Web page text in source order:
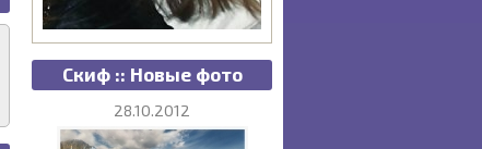
Скиф :: Новые фото
28.10.2012